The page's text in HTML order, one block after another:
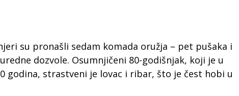
su pronašli sedam komada oružja – pet pušaka i
dozvole. Osumnjičeni 80-godišnjak, koji je u
godina, strastveni je lovac i ribar, što je čest hobi u